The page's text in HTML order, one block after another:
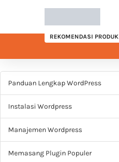
REKOMENDASI PRODUK
Panduan Lengkap WordPress
Instalasi Wordpress
Manajemen Wordpress
Memasang Plugin Populer